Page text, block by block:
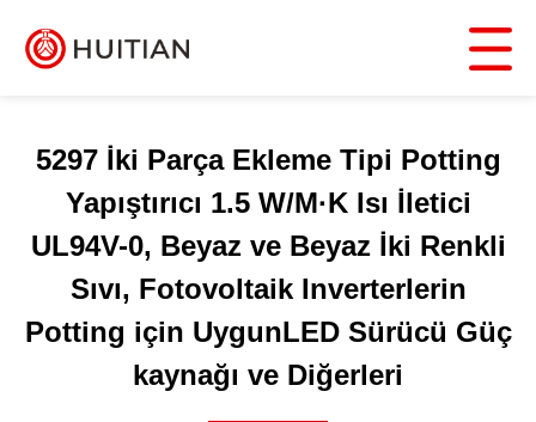
5297 İki Parça Ekleme Tipi Potting
Yapıştırıcı 1.5 W/M·K Isı İletici
UL94V-0, Beyaz ve Beyaz İki Renkli
Sıvı, Fotovoltaik Inverterlerin
Potting için UygunLED Sürücü Güç
kaynağı ve Diğerleri